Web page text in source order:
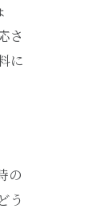
さ
に
の
う